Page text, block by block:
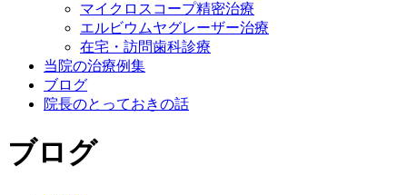
マイクロスコープ精密治療
エルビウムヤグレーザー治療
在宅・訪問歯科診療
当院の治療例集
ブログ
院長のとっておきの話
ブログ